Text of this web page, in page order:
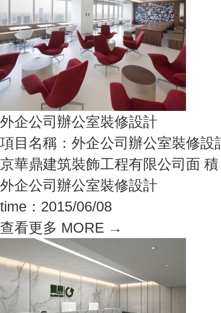
外企公司辦公室裝修設計
項目名稱：外企公司辦公室裝修
京華鼎建筑裝飾工程有限公司面
外企公司辦公室裝修設計
time：2015/06/08
查看更多 MORE →